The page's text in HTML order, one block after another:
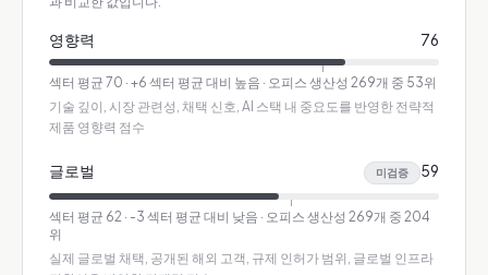
영향력 76
섹터 평균 70 · +6 섹터 평균 대비 높음 · 오피스 생산성 269개 중 53위
기술 깊이, 시장 관련성, 채택 신호, AI 스택 내 중요도를 반영한 전략적
제품 영향력 점수
글로벌 미검증 59
섹터 평균 62 · -3 섹터 평균 대비 낮음 · 오피스 생산성 269개 중 204
위
실제 글로벌 채택, 공개된 해외 고객, 규제 인허가 범위, 글로벌 인프라